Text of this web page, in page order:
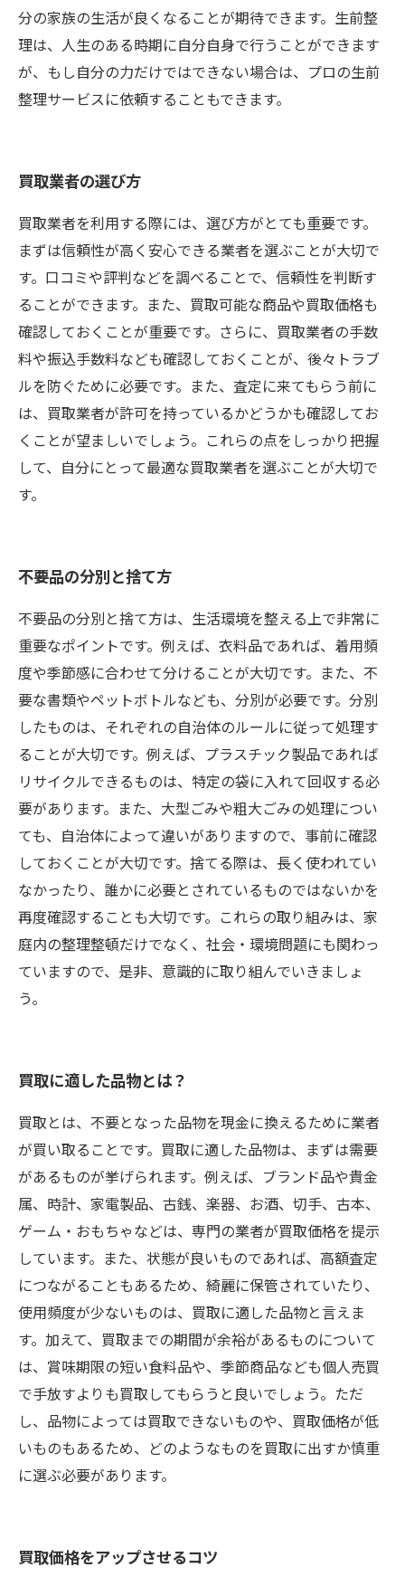
分の家族の生活が良くなることが期待できます。生前整
理は、人生のある時期に自分自身で行うことができます
が、もし自分の力だけではできない場合は、プロの生前
整理サービスに依頼することもできます。
買取業者の選び方
買取業者を利用する際には、選び方がとても重要です。
まずは信頼性が高く安心できる業者を選ぶことが大切で
す。口コミや評判などを調べることで、信頼性を判断す
ることができます。また、買取可能な商品や買取価格も
確認しておくことが重要です。さらに、買取業者の手数
料や振込手数料なども確認しておくことが、後々トラブ
ルを防ぐために必要です。また、査定に来てもらう前に
は、買取業者が許可を持っているかどうかも確認してお
くことが望ましいでしょう。これらの点をしっかり把握
して、自分にとって最適な買取業者を選ぶことが大切で
す。
不要品の分別と捨て方
不要品の分別と捨て方は、生活環境を整える上で非常に
重要なポイントです。例えば、衣料品であれば、着用頻
度や季節感に合わせて分けることが大切です。また、不
要な書類やペットボトルなども、分別が必要です。分別
したものは、それぞれの自治体のルールに従って処理す
ることが大切です。例えば、プラスチック製品であれば
リサイクルできるものは、特定の袋に入れて回収する必
要があります。また、大型ごみや粗大ごみの処理につい
ても、自治体によって違いがありますので、事前に確認
しておくことが大切です。捨てる際は、長く使われてい
なかったり、誰かに必要とされているものではないかを
再度確認することも大切です。これらの取り組みは、家
庭内の整理整頓だけでなく、社会・環境問題にも関わっ
ていますので、是非、意識的に取り組んでいきましょ
う。
買取に適した品物とは？
買取とは、不要となった品物を現金に換えるために業者
が買い取ることです。買取に適した品物は、まずは需要
があるものが挙げられます。例えば、ブランド品や貴金
属、時計、家電製品、古銭、楽器、お酒、切手、古本、
ゲーム・おもちゃなどは、専門の業者が買取価格を提示
しています。また、状態が良いものであれば、高額査定
につながることもあるため、綺麗に保管されていたり、
使用頻度が少ないものは、買取に適した品物と言えま
す。加えて、買取までの期間が余裕があるものについて
は、賞味期限の短い食料品や、季節商品なども個人売買
で手放すよりも買取してもらうと良いでしょう。ただ
し、品物によっては買取できないものや、買取価格が低
いものもあるため、どのようなものを買取に出すか慎重
に選ぶ必要があります。
買取価格をアップさせるコツ